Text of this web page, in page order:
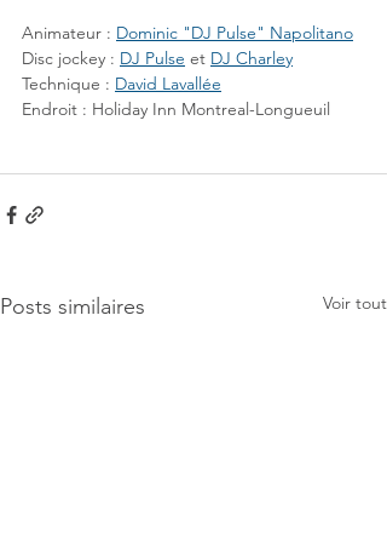
Animateur : Dominic "DJ Pulse" Napolitano
Disc jockey : DJ Pulse et DJ Charley
Technique : David Lavallée
Endroit : Holiday Inn Montreal-Longueuil
Posts similaires Voir tout